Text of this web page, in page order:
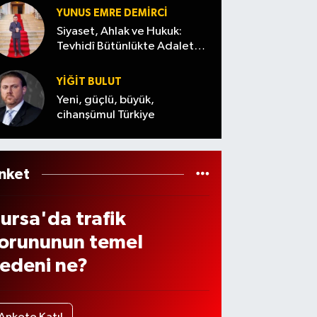
Ağust
os
Cuma)
var
(7
YUNUS EMRE DEMIRCI
Siyaset, Ahlak ve Hukuk:
Tevhidî Bütünlükte Adalet
YİĞİT BULUT
Yeni, güçlü, büyük,
cihanşümul Türkiye
trafik
temel
ne?